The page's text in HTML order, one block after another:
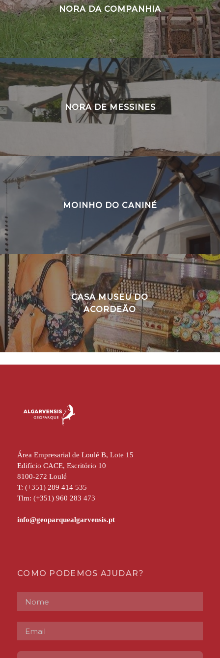
NORA DA COMPANHIA
NORA DE MESSINES
MOINHO DO CANINÉ
CASA MUSEU DO
ACORDEÃO
Área Empresarial de Loulé B, Lote 15
Edifício CACE, Escritório 10
8100-272 Loulé
T: (+351) 289 414 535
Tlm: (+351) 960 283 473
COMO PODEMOS AJUDAR?